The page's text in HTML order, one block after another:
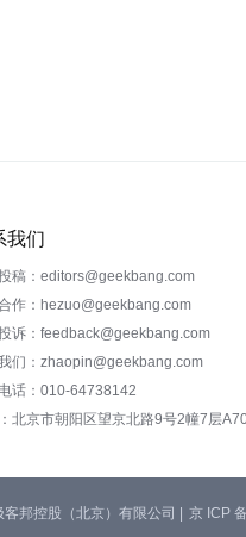
我们
稿：editors@geekbang.com
作：hezuo@geekbang.com
诉：feedback@geekbang.com
们：zhaopin@geekbang.com
话：010-64738142
北京市朝阳区望京北路9号2幢7层
邦控股（北京）有限公司 | 京 ICP